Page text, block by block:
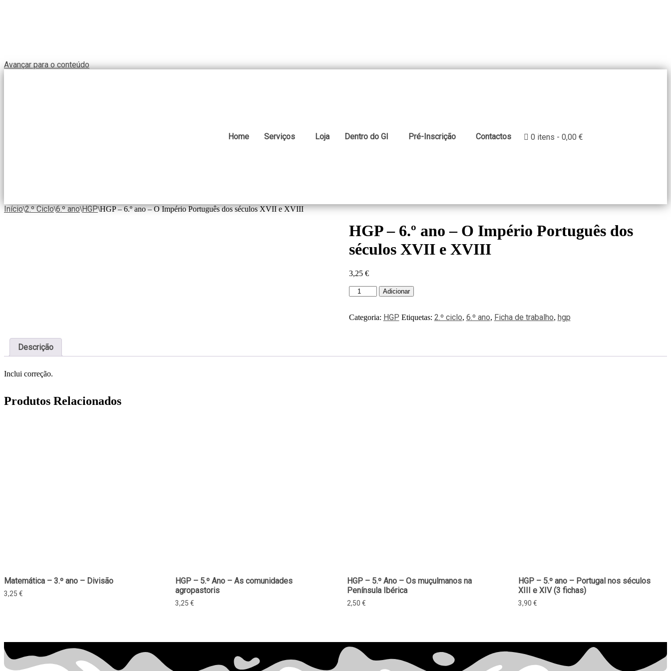
Avançar para o conteúdo
Home Serviços Loja Dentro do GI Pré-Inscrição Contactos 0 itens 0,00 €
Início\2.º Ciclo\6.º ano\HGP\HGP – 6.º ano – O Império Português dos séculos XVII e XVIII
HGP – 6.º ano – O Império Português dos
séculos XVII e XVIII
3,25 €
Adicionar
Categoria: HGP Etiquetas: 2.º ciclo, 6.º ano, Ficha de trabalho, hgp
Descrição
Inclui correção.
Produtos Relacionados
Matemática – 3.º ano – Divisão
3,25 €
HGP – 5.º Ano – As comunidades
agropastoris
3,25€
HGP – 5.º Ano – Os muçulmanos na
Península Ibérica
2,50 €
HGP – 5.º ano – Portugal nos séculos
XIII e XIV (3 fichas)
3,90 €